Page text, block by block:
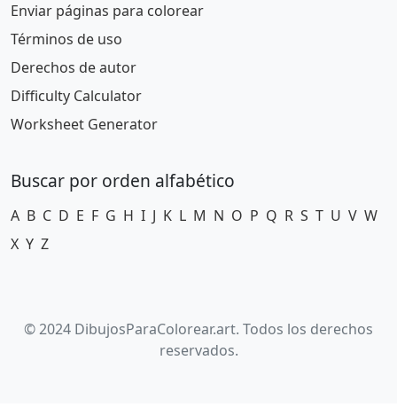
Enviar páginas para colorear
Términos de uso
Derechos de autor
Difficulty Calculator
Worksheet Generator
Buscar por orden alfabético
A B C D E F G H I J K L M N O P Q R S T U V W
X Y Z
© 2024 DibujosParaColorear.art. Todos los derechos
reservados.